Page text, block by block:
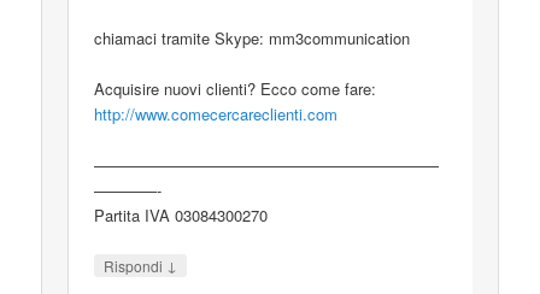
chiamaci tramite Skype: mm3communication
Acquisire nuovi clienti? Ecco come fare:
http://www.comecercareclienti.com
——————————————————————
————-
Partita IVA 03084300270
Rispondi ↓